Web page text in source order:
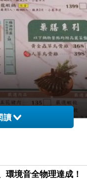
讀
境音全物理達成！